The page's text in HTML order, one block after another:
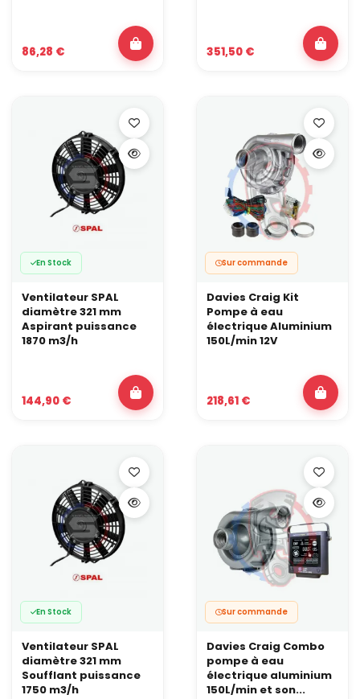
86,28 € 351,50 €
En Stock
Ventilateur SPAL
diamètre 321 mm
Aspirant puissance
1870 m3/h
144,90 €
Sur commande
Davies Craig Kit
Pompe à eau
électrique Aluminium
150L/min 12V
218,61 €
En Stock
Ventilateur SPAL
diamètre 321 mm
Soufflant puissance
1750 m3/h
Sur commande
Davies Craig Combo
pompe à eau
électrique aluminium
150L/min et son...